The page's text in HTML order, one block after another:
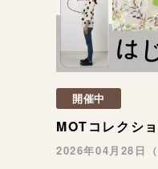
開催中
MOTコレクシ
2026年04月28日